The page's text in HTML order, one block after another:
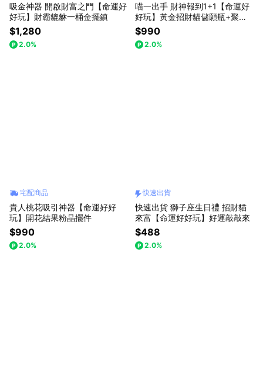
吸金神器 開啟財富之門【命運好
好玩】財霸貔貅一桶金擺鎮
$1,280
2.0%
喵一出手 財神報到1+1【命運好
好玩】黃金招財貓儲願瓶+聚財
加倍財神心咒墊(內含元寶+金條
+花生)
$990
2.0%
宅配商品
貴人桃花吸引神器【命運好好
玩】開花結果粉晶擺件
$990
2.0%
快速出貨
快速出貨 獅子座生日禮 招財貓
來富【命運好好玩】好運敲敲來
$488
2.0%